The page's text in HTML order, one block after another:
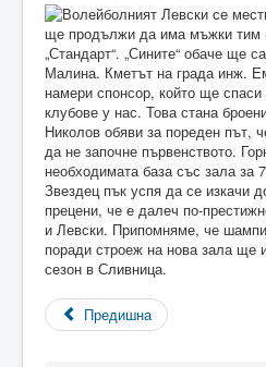
ще продължи да има мъжки тим
„Стандарт“. „Сините“ обаче ще
Малина. Кметът на града инж.
намери спонсор, който ще
клубове у нас. Това стана
Николов обяви за пореден път,
да не започне първенството.
необходимата база със зала за
Звездец пък успя да се изкачи
прецени, че е далеч по-
и Левски. Припомняме, че
поради строеж на нова зала ще
сезон в Сливница.
Предишна